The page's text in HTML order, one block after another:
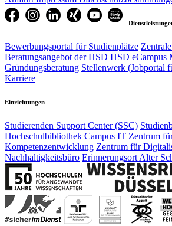
Bewerbungsportal für Studienplätze
Beratungsangebot der HSD HSD eCampus
Gründungsberatung Stellenwerk (Jobportal
Karriere
Einrichtungen
Studierenden Support Center (SSC)
Hochschulbibliothek Campus IT Zentrum
Kompetenzentwicklung Zentrum für
Nachhaltigkeitsbüro Erinnerungsort Alter